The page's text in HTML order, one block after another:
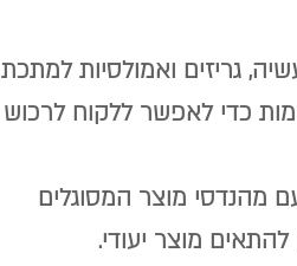
גריזים ואמולסיות
כדי לאפשר ללקוח לרכוש
מהנדסי מוצר המסוגלים
מוצר יעודי.